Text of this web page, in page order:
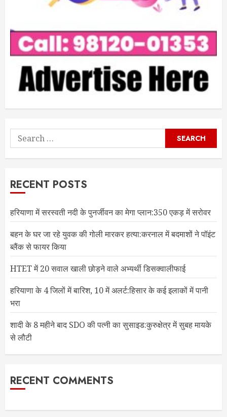
Search
for:
RECENT POSTS
हरियाणा में सरस्वती नदी के पुनर्जीवन का मेगा प्लान:350 एकड़ में सरोवर
बहन के घर जा रहे युवक की गोली मारकर हत्या:करनाल में बदमाशों ने पॉइंट
ब्लैंक से फायर किया
HTET में 20 सवाल खाली छोड़ने वाले अभ्यर्थी डिसक्वालीफाई
हरियाणा के 4 जिलों में बारिश, 10 में अलर्ट:हिसार के कई इलाकों में पानी
भरा
शादी के 8 महीने बाद SDO की पत्नी का सुसाइड:कुरुक्षेत्र में सुबह मायके
से लौटी
RECENT COMMENTS